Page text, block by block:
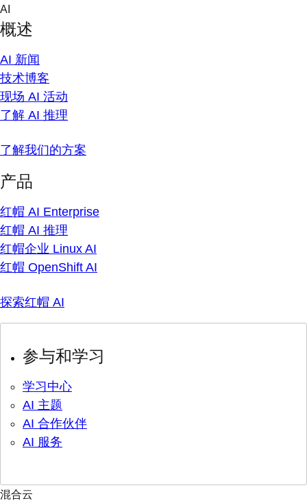
Skip
content
AI
概述
AI 新闻
技术博客
现场 AI 活动
了解 AI 推理
了解我们的方案
产品
红帽 AI Enterprise
红帽 AI 推理
红帽企业 Linux AI
红帽 OpenShift AI
探索红帽 AI
参与和学习
学习中心
AI 主题
AI 合作伙伴
AI 服务
混合云